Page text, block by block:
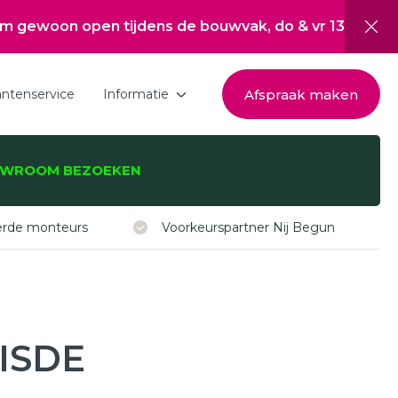
open tijdens de bouwvak, do & vr 13:00 tot 17:00,
Informatie
Nieuwsoverzicht
Afspraak maken
BEZOEKEN
monteurs Voorkeurspartner Nij Begun
-deuren,